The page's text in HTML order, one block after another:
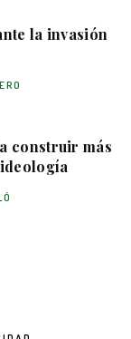
la invasión
construir más